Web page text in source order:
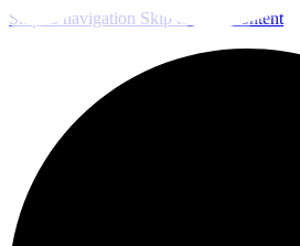
Skip to navigation Skip to main content